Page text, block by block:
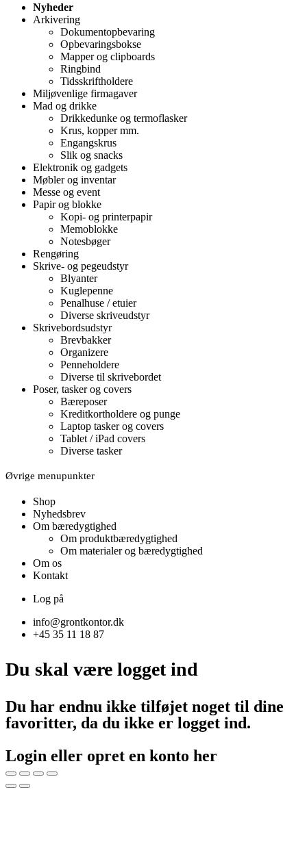
Nyheder
Arkivering
Dokumentopbevaring
Opbevaringsbokse
Mapper og clipboards
Ringbind
Tidsskriftholdere
Miljøvenlige firmagaver
Mad og drikke
Drikkedunke og termoflasker
Krus, kopper mm.
Engangskrus
Slik og snacks
Elektronik og gadgets
Møbler og inventar
Messe og event
Papir og blokke
Kopi- og printerpapir
Memoblokke
Notesbøger
Rengøring
Skrive- og pegeudstyr
Blyanter
Kuglepenne
Penalhuse / etuier
Diverse skriveudstyr
Skrivebordsudstyr
Brevbakker
Organizere
Penneholdere
Diverse til skrivebordet
Poser, tasker og covers
Bæreposer
Kreditkortholdere og punge
Laptop tasker og covers
Tablet / iPad covers
Diverse tasker
Øvrige menupunkter
Shop
Nyhedsbrev
Om bæredygtighed
Om produktbæredygtighed
Om materialer og bæredygtighed
Om os
Kontakt
Log på
info@grontkontor.dk
+45 35 11 18 87
Du skal være logget ind
Du har endnu ikke tilføjet noget til dine
favoritter, da du ikke er logget ind.
Login eller opret en konto her